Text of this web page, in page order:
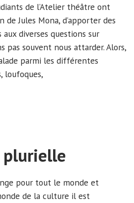
de l’Atelier théâtre ont
Jules Mona, d’apporter des
diverses questions sur
pas souvent nous attarder. Alors,
parmi les différentes
loufoques,
plurielle
pour tout le monde et
de la culture il est